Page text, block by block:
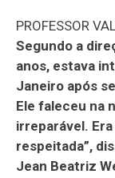
PROFESSOR
Segundo a
anos, estava
Janeiro após
Ele faleceu na
irreparável.
respeitada”,
Jean Beatriz